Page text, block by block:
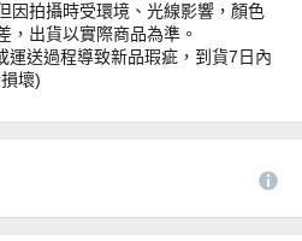
因拍攝時受環境、光線影響，顏色
，出貨以實際商品為準。
運送過程導致新品瑕疵，到貨7日內
壞)